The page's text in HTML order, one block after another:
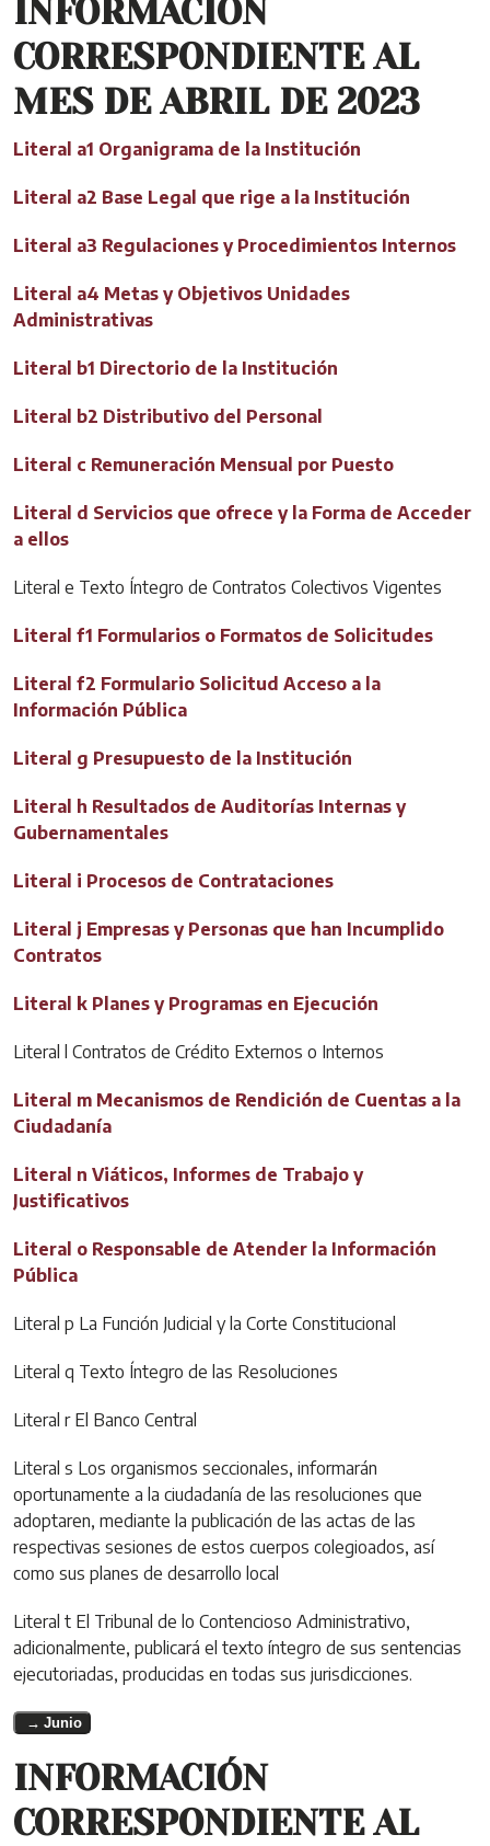
INFORMACIÓN
CORRESPONDIENTE AL
MES DE ABRIL DE 2023
Literal a1 Organigrama de la Institución
Literal a2 Base Legal que rige a la Institución
Literal a3 Regulaciones y Procedimientos Internos
Literal a4 Metas y Objetivos Unidades
Administrativas
Literal b1 Directorio de la Institución
Literal b2 Distributivo del Personal
Literal c Remuneración Mensual por Puesto
Literal d Servicios que ofrece y la Forma de Acceder
a ellos
Literal e Texto Íntegro de Contratos Colectivos Vigentes
Literal f1 Formularios o Formatos de Solicitudes
Literal f2 Formulario Solicitud Acceso a la
Información Pública
Literal g Presupuesto de la Institución
Literal h Resultados de Auditorías Internas y
Gubernamentales
Literal i Procesos de Contrataciones
Literal j Empresas y Personas que han Incumplido
Contratos
Literal k Planes y Programas en Ejecución
Literal l Contratos de Crédito Externos o Internos
Literal m Mecanismos de Rendición de Cuentas a la
Ciudadanía
Literal n Viáticos, Informes de Trabajo y
Justificativos
Literal o Responsable de Atender la Información
Pública
Literal p La Función Judicial y la Corte Constitucional
Literal q Texto Íntegro de las Resoluciones
Literal r El Banco Central
Literal s Los organismos seccionales, informarán
oportunamente a la ciudadanía de las resoluciones que
adoptaren, mediante la publicación de las actas de las
respectivas sesiones de estos cuerpos colegioados, así
como sus planes de desarrollo local
Literal t El Tribunal de lo Contencioso Administrativo,
adicionalmente, publicará el texto íntegro de sus sentencias
ejecutoriadas, producidas en todas sus jurisdicciones.
Junio
INFORMACIÓN
CORRESPONDIENTE AL